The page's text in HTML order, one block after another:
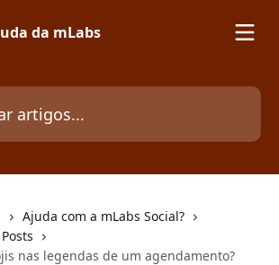
Ajuda com a mLabs Social?
nas legendas de um agendamento?